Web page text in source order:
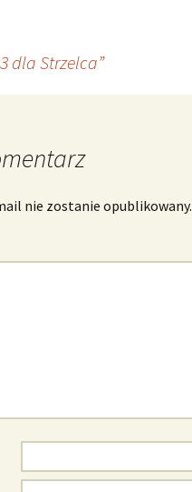
dla Strzelca”
nie zostanie opublikowany.